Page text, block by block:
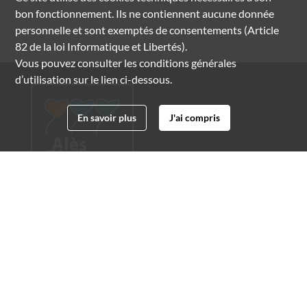
bon fonctionnement. Ils ne contiennent aucune donnée
personnelle et sont exemptés de consentements (Article
82 de la loi Informatique et Libertés).
Vous pouvez consulter les conditions générales
d’utilisation sur le lien ci-dessous.
En savoir plus J'ai compris